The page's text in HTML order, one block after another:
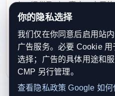
点，提供及时、真实、实用
速了解欧洲动态。
contact@xinouzhou.com
服务支持、版权与合作：工
利通知
你的隐私选择
我们仅在你同意后启用站
广告服务。必要 Cookie
选择；广告的具体用途和
CMP 另行管理。
查看隐私政策 Google 如何